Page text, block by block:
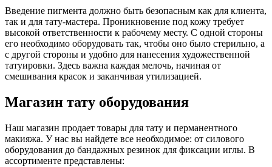
Введение пигмента должно быть безопасным как для клиента,
так и для тату-мастера. Проникновение под кожу требует
высокой ответственности к рабочему месту. С одной стороны
его необходимо оборудовать так, чтобы оно было стерильно, а
с другой стороны и удобно для нанесения художественной
татуировки. Здесь важна каждая мелочь, начиная от
смешивания красок и заканчивая утилизацией.
Магазин тату оборудования
Наш магазин продает товары для тату и перманентного
макияжа. У нас вы найдете все необходимое: от силового
оборудования до бандажных резинок для фиксации иглы. В
ассортименте представлены: